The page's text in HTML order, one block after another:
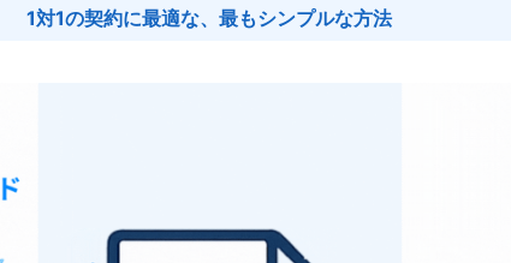
1対1の契約に最適な、最もシンプルな方法